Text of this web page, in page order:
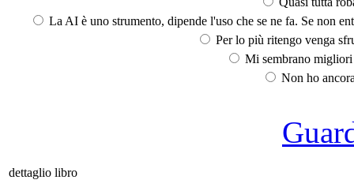
La AI è uno strumento, dipende l'uso che se ne fa. Se non
Per lo più ritengo venga
Mi sembrano
Non ho
dettaglio libro